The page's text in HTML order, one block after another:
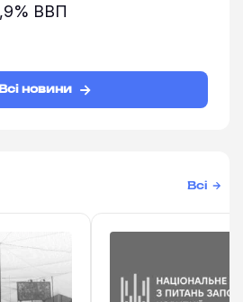
ВВП
новини
Всі